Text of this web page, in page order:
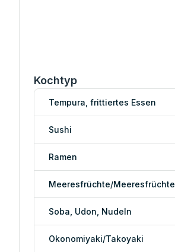
Kochtyp
Tempura, frittiertes Essen
Sushi
Ramen
Meeresfrüchte/Meeresfrüchte
Soba, Udon, Nudeln
Okonomiyaki/Takoyaki